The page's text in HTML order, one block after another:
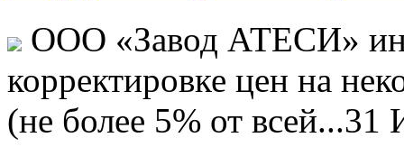
ООО «Завод АТЕСИ»
корректировке цен на
(не более 5% от всей...31